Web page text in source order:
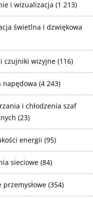
i wizualizacja (1 213)
świetlna i dzwiękowa
czujniki wizyjne (116)
napędowa (4 243)
i chłodzenia szaf
(23)
energii (95)
sieciowe (84)
przemysłowe (354)